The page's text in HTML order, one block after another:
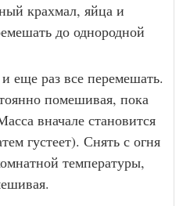
крахмал, яйца и
до однородной
еще раз все перемешать.
помешивая, пока
вначале становится
густеет). Снять с огня
температуры,